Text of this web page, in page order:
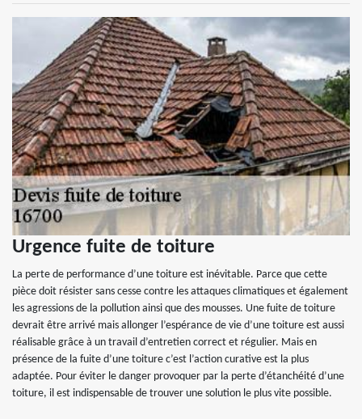
Urgence fuite de toiture
La perte de performance d’une toiture est inévitable. Parce que cette
pièce doit résister sans cesse contre les attaques climatiques et également
les agressions de la pollution ainsi que des mousses. Une fuite de toiture
devrait être arrivé mais allonger l’espérance de vie d’une toiture est aussi
réalisable grâce à un travail d’entretien correct et régulier. Mais en
présence de la fuite d’une toiture c’est l’action curative est la plus
adaptée. Pour éviter le danger provoquer par la perte d’étanchéité d’une
toiture, il est indispensable de trouver une solution le plus vite possible.